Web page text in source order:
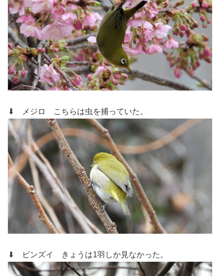
⬇ メジロ こちらは虫を捕っていた。
⬇ ビンズイ きょうは1羽しか見なかった。